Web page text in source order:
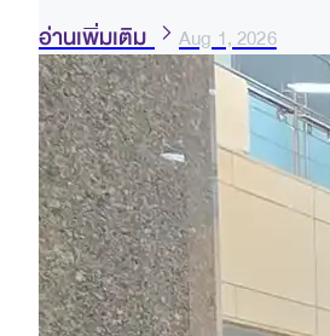
อ่านเพิ่มเติม Aug 1, 2026